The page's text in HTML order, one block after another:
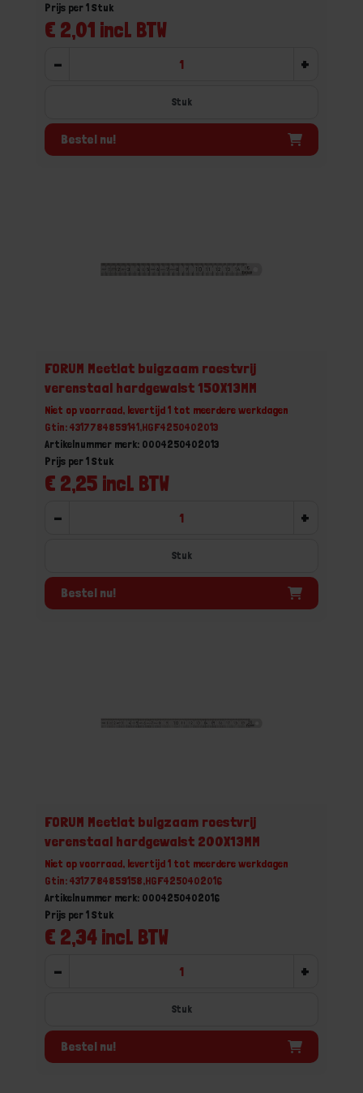
€ 2,01 incl. BTW
Prijs per 1 Stuk
- +
Stuk
Bestel nu!
FORUM Meetlat buigzaam roestvrij
verenstaal hardgewalst 150X13MM
Niet op voorraad, levertijd 1 tot meerdere werkdagen
Gtin: 4317784859141,HGF4250402013
Artikelnummer merk: 0004250402013
€ 2,25 incl. BTW
Prijs per 1 Stuk
- +
Stuk
Bestel nu!
FORUM Meetlat buigzaam roestvrij
verenstaal hardgewalst 200X13MM
Niet op voorraad, levertijd 1 tot meerdere werkdagen
Gtin: 4317784859158,HGF4250402016
Artikelnummer merk: 0004250402016
€ 2,34 incl. BTW
Prijs per 1 Stuk
- +
Stuk
Bestel nu!